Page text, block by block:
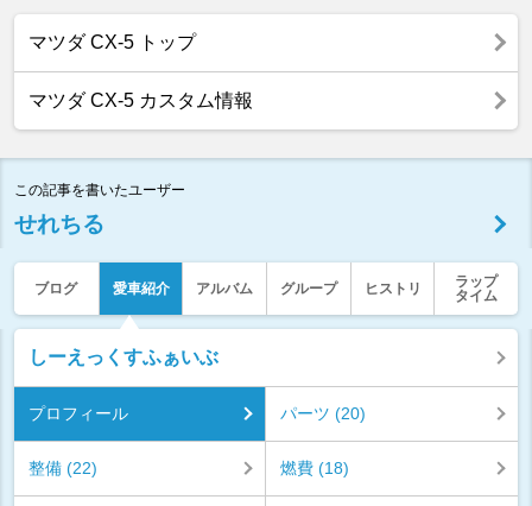
マツダ CX-5 トップ
マツダ CX-5 カスタム情報
この記事を書いたユーザー
せれちる
ブログ 愛車紹介 アルバム グループ ヒストリ
ラップ
タイム
しーえっくすふぁいぶ
プロフィール パーツ (20)
整備 (22) 燃費 (18)